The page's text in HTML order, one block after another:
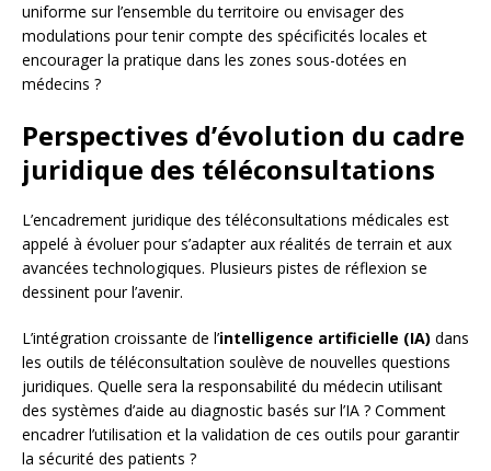
uniforme sur l’ensemble du territoire ou envisager des
modulations pour tenir compte des spécificités locales et
encourager la pratique dans les zones sous-dotées en
médecins ?
Perspectives d’évolution du cadre
juridique des téléconsultations
L’encadrement juridique des téléconsultations médicales est
appelé à évoluer pour s’adapter aux réalités de terrain et aux
avancées technologiques. Plusieurs pistes de réflexion se
dessinent pour l’avenir.
L’intégration croissante de l’intelligence artificielle (IA) dans
les outils de téléconsultation soulève de nouvelles questions
juridiques. Quelle sera la responsabilité du médecin utilisant
des systèmes d’aide au diagnostic basés sur l’IA ? Comment
encadrer l’utilisation et la validation de ces outils pour garantir
la sécurité des patients ?